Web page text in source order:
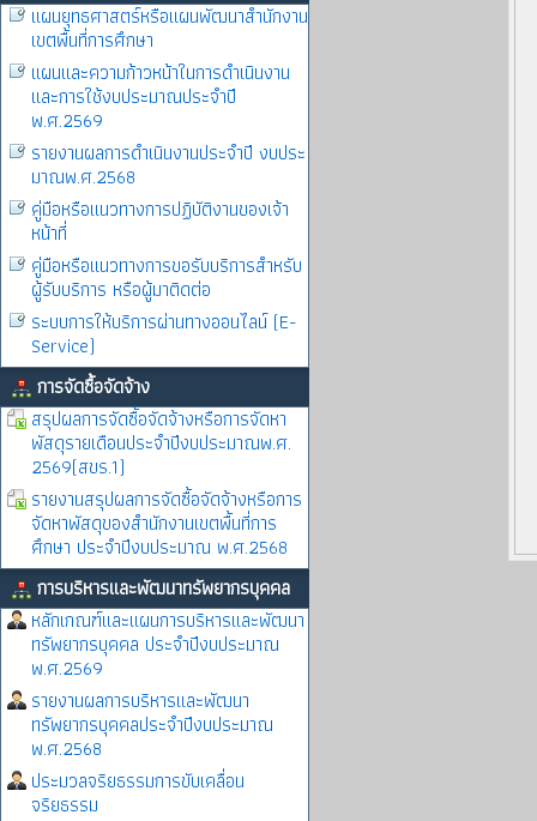
แผนยุทธศาสตร์หรือแผนพัฒนาสำนักงาน
เขตพื้นที่การศึกษา
แผนและความก้าวหน้าในการดำเนินงาน
และการใช้งบประมาณประจำปี
พ.ศ.2569
รายงานผลการดำเนินงานประจำปี งบประ
มาณพ.ศ.2568
คู่มือหรือแนวทางการปฏิบัติงานของเจ้า
หน้าที่
คู่มือหรือแนวทางการขอรับบริการสำหรับ
ผู้รับบริการ หรือผู้มาติดต่อ
ระบบการให้บริการผ่านทางออนไลน์ (E-
Service)
การจัดซื้อจัดจ้าง
สรุปผลการจัดซื้อจัดจ้างหรือการจัดหา
พัสดุรายเดือนประจำปีงบประมาณพ.ศ.
2569(สขร.1)
รายงานสรุปผลการจัดซื้อจัดจ้างหรือการ
จัดหาพัสดุของสำนักงานเขตพื้นที่การ
ศึกษา ประจำปีงบประมาณ พ.ศ.2568
การบริหารและพัฒนาทรัพยากรบุคคล
หลักเกณฑ์และแผนการบริหารและพัฒนา
ทรัพยากรบุคคล ประจำปีงบประมาณ
พ.ศ.2569
รายงานผลการบริหารและพัฒนา
ทรัพยากรบุคคลประจำปีงบประมาณ
พ.ศ.2568
ประมวลจริยธรรมการขับเคลื่อน
จริยธรรม